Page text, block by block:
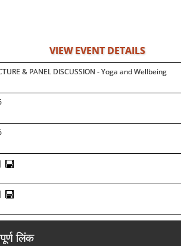
VIEW EVENT DETAILS
& PANEL DISCUSSION - Yoga and Wellbeing
लिंक